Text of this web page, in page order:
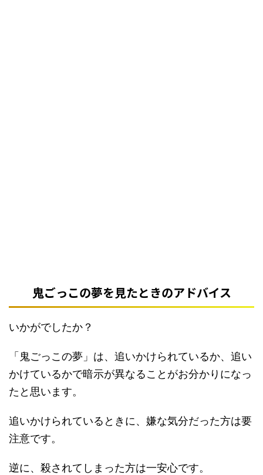
鬼ごっこの夢を見たときのアドバイス
いかがでしたか？
「鬼ごっこの夢」は、追いかけられているか、追い
かけているかで暗示が異なることがお分かりになっ
たと思います。
追いかけられているときに、嫌な気分だった方は要
注意です。
逆に、殺されてしまった方は一安心です。